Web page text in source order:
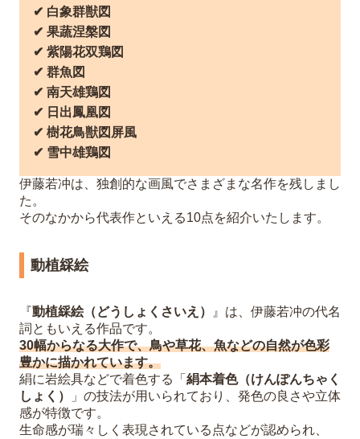
✔︎ 白象群獣図
✔︎ 果蔬涅槃図
✔︎ 紫陽花双鶏図
✔︎ 群魚図
✔︎ 南天雄鶏図
✔︎ 日出鳳凰図
✔︎ 樹花鳥獣図屏風
✔︎ 雪中雄鶏図
伊藤若冲は、独創的な画風でさまざまな名作を残しまし
た。
そのなかから代表作といえる10点を紹介いたします。
動植綵絵
『動植綵絵（どうしょくさいえ）
』は、伊藤若冲の代名
詞ともいえる作品です。
30幅からなる大作で、鳥や草花、魚などの自然が色彩
豊かに描かれています。
絹に岩絵具などで着色する「 絹本着色（けんぽんちゃく
しょく）
」の技法が用いられており、発色の良さや立体
感が特徴です。
生命感が瑞々しく表現されている点などが認められ、